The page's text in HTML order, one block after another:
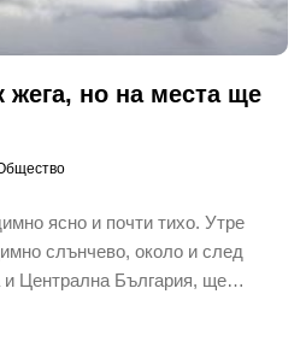
жега, но на места ще
ясно и почти тихо. Утре
слънчево, около и след
и Централна България, ще…